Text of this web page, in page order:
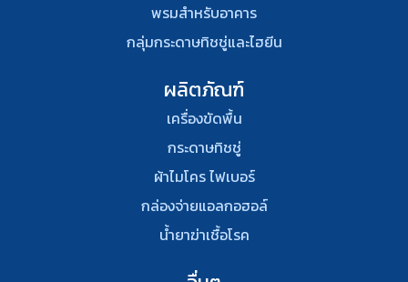
พรมสําหรับอาคาร
กลุ่มกระดาษทิชชู่และไฮยีน
ผลิตภัณฑ์
เครื่องขัดพื้น
กระดาษทิชชู่
ผ้าไมโคร ไฟเบอร์
กล่องจ่ายแอลกอฮอล์
น้ำยาฆ่าเชื้อโรค